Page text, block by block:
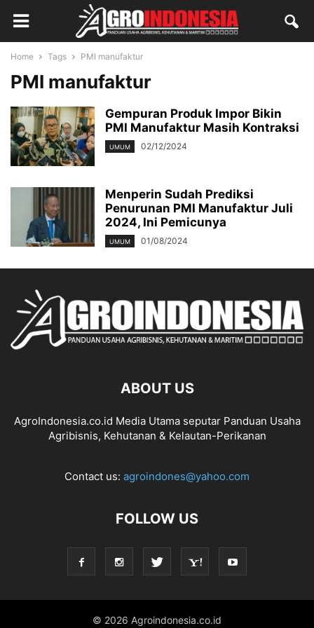
Home Tags PMI manufaktur
PMI manufaktur
Gempuran Produk Impor Bikin
PMI Manufaktur Masih Kontraksi
UMUM 02/12/2024
Menperin Sudah Prediksi
Penurunan PMI Manufaktur Juli
2024, Ini Pemicunya
UMUM 01/08/2024
ABOUT US
AgroIndonesia.co.id Media Utama seputar Panduan Usaha
Agribisnis, Kehutanan & Kelautan-Perikanan
Contact us: agroindones@yahoo.com
FOLLOW US
© 2026 Agroindonesia.co.id